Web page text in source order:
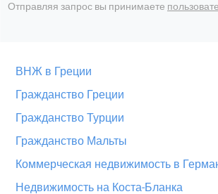
Отправляя запрос вы принимаете
ВНЖ в Греции
Гражданство Греции
Гражданство Турции
Гражданство Мальты
Коммерческая недвижимость в
Недвижимость на Коста-Бланка